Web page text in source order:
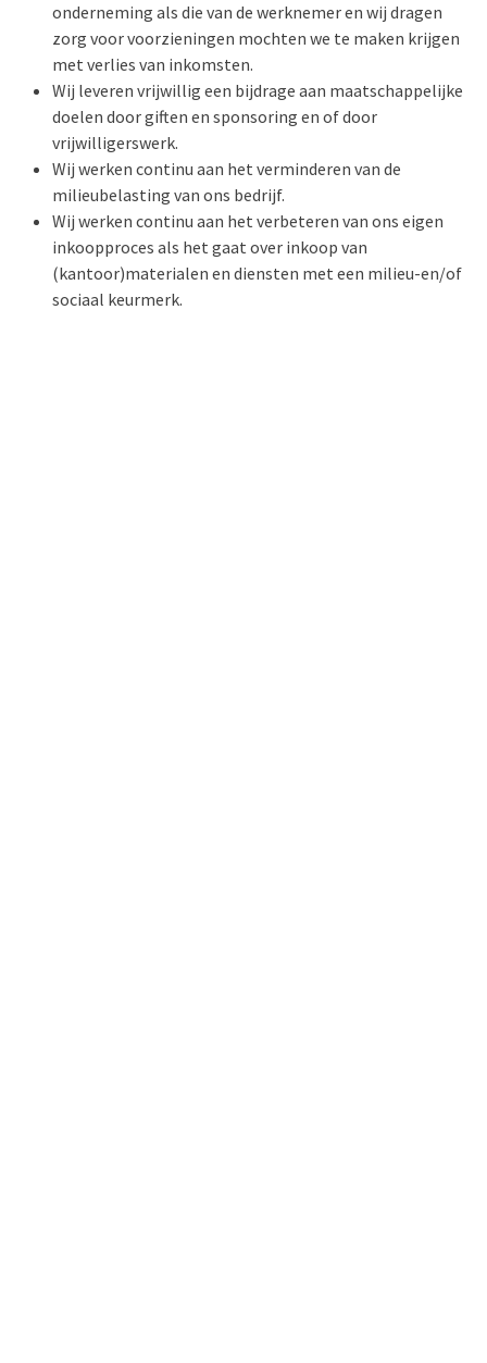
onderneming als die van de werknemer en wij dragen
zorg voor voorzieningen mochten we te maken krijgen
met verlies van inkomsten.
Wij leveren vrijwillig een bijdrage aan maatschappelijke
doelen door giften en sponsoring en of door
vrijwilligerswerk.
Wij werken continu aan het verminderen van de
milieubelasting van ons bedrijf.
Wij werken continu aan het verbeteren van ons eigen
inkoopproces als het gaat over inkoop van
(kantoor)materialen en diensten met een milieu-en/of
sociaal keurmerk.